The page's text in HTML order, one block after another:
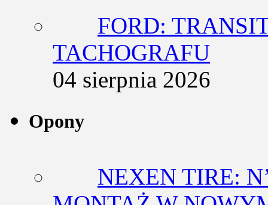
FORD:
TACHOGRAFU
04 sierpnia 2026
Opony
NEXEN TIRE: